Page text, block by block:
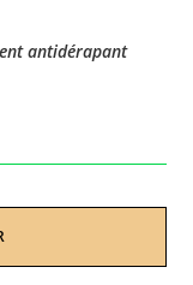
antidérapant